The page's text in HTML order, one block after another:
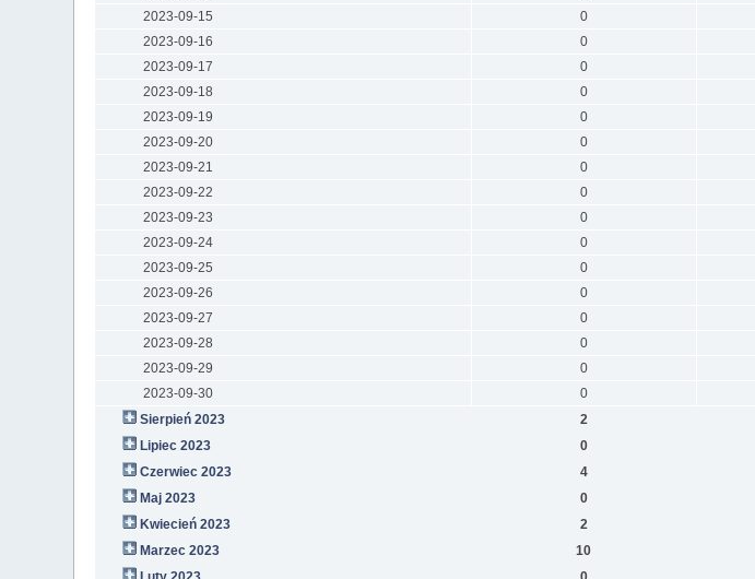
2023-09-15
0
2023-09-16
0
2023-09-17
0
2023-09-18
0
2023-09-19
0
2023-09-20
0
2023-09-21
0
2023-09-22
0
2023-09-23
0
2023-09-24
0
2023-09-25
0
2023-09-26
0
2023-09-27
0
2023-09-28
0
2023-09-29
0
2023-09-30
0
Sierpień 2023
2
Lipiec 2023
0
Czerwiec 2023
4
Maj 2023
0
Kwiecień 2023
2
Marzec 2023
10